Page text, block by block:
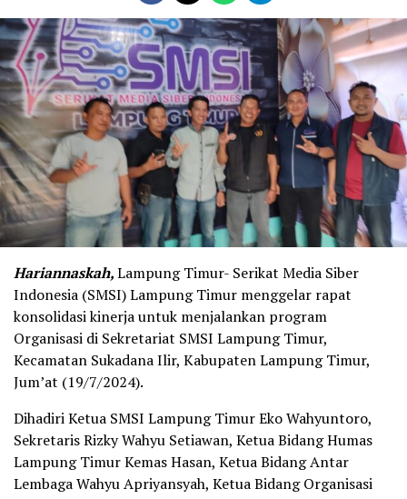
Hariannaskah,Lampung Timur- Serikat Media Siber
Indonesia (SMSI) Lampung Timur menggelar rapat
konsolidasi kinerja untuk menjalankan program
Organisasi di Sekretariat SMSI Lampung Timur,
Kecamatan Sukadana Ilir, Kabupaten Lampung Timur,
Jum’at (19/7/2024).
Dihadiri Ketua SMSI Lampung Timur Eko Wahyuntoro,
Sekretaris Rizky Wahyu Setiawan, Ketua Bidang Humas
Lampung Timur Kemas Hasan, Ketua Bidang Antar
Lembaga Wahyu Apriyansyah, Ketua Bidang Organisasi